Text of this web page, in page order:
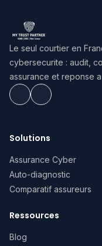
Le seul courtier en
cybersecurite : audit,
assurance et reponse
Solutions
Assurance Cyber
Auto-diagnostic
Comparatif assureurs
Ressources
Blog